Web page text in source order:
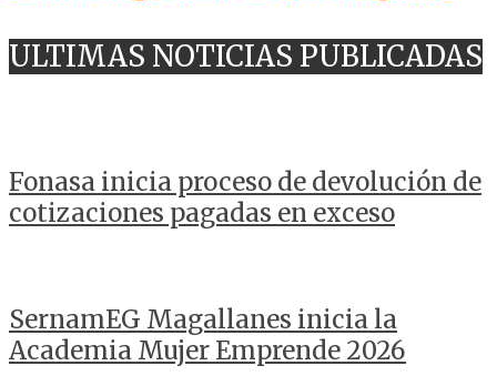
ULTIMAS NOTICIAS PUBLICADAS
Fonasa inicia proceso de devolución de
cotizaciones pagadas en exceso
SernamEG Magallanes inicia la
Academia Mujer Emprende 2026